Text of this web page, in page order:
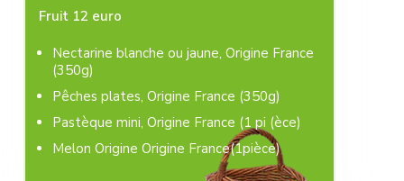
Fruit 12 euro
Nectarine blanche ou jaune, Origine France
(350g)
Pêches plates, Origine France (350g)
Pastèque mini, Origine France (1 pi (èce)
Melon Origine Origine France(1pièce)